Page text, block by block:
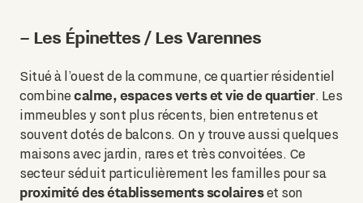
– Les Épinettes / Les Varennes
Situé à l’ouest de la commune, ce quartier résidentiel
combine calme, espaces verts et vie de quartier. Les
immeubles y sont plus récents, bien entretenus et
souvent dotés de balcons. On y trouve aussi quelques
maisons avec jardin, rares et très convoitées. Ce
secteur séduit particulièrement les familles pour sa
proximité des établissements scolaireset son